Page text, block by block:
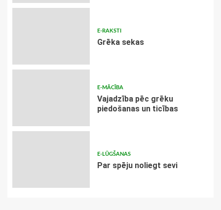
E-RAKSTI
Grēka sekas
E-MĀCĪBA
Vajadzība pēc grēku
piedošanas un ticības
E-LŪGŠANAS
Par spēju noliegt sevi